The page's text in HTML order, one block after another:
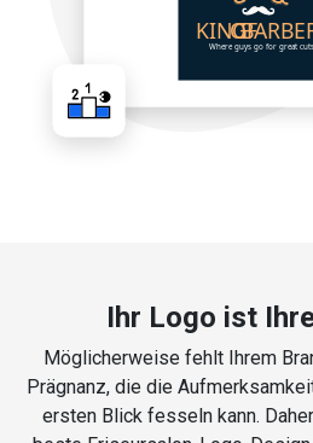
Ihr Logo ist
Möglicherweise fehlt Ihrem
Prägnanz, die die
ersten Blick fesseln kann.